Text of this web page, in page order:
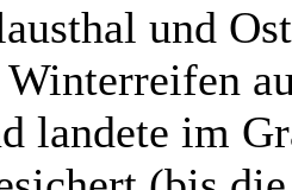
und
landete im